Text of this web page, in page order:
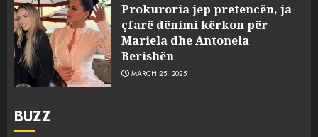
Prokuroria jep pretencën, ja
çfarë dënimi kërkon për
Mariela dhe Antonela
Berishën
MARCH 25, 2025
BUZZ